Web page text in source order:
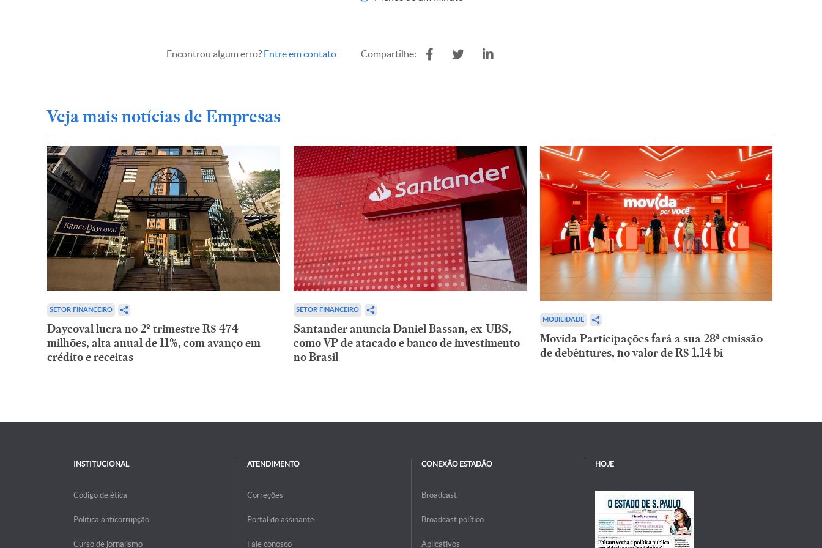
Encontrou algum erro? Entre em contato Compartilhe:
Veja mais notícias de Empresas
SETOR FINANCEIRO
Daycoval lucra no 2º trimestre R$ 474
milhões, alta anual de 11%, com avanço em
crédito e receitas
SETOR FINANCEIRO
Santander anuncia Daniel Bassan, ex-UBS,
como VP de atacado e banco de investimento
no Brasil
MOBILIDADE
Movida Participações fará a sua 28ª emissão
de debêntures, no valor de R$ 1,14 bi
INSTITUCIONAL
Código de ética
Politica anticorrupção
Curso de jornalismo
ATENDIMENTO
Correções
Portal do assinante
Fale conosco
CONEXÃO ESTADÃO
Broadcast
Broadcast político
Aplicativos
HOJE